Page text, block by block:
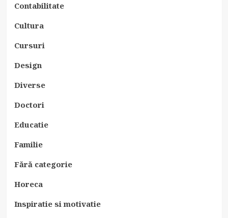
Contabilitate
Cultura
Cursuri
Design
Diverse
Doctori
Educatie
Familie
Fără categorie
Horeca
Inspiratie si motivatie